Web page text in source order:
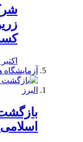
اکتبر 19, 2019
آزمایشگاه